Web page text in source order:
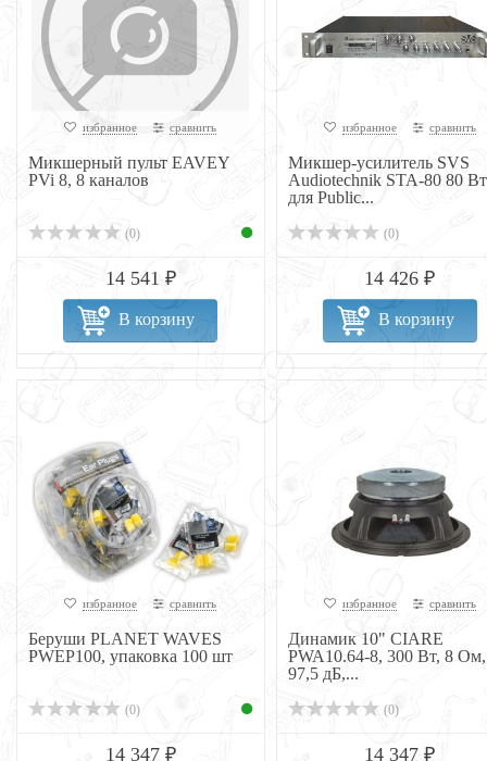
избранное сравнить
Микшерный пульт EAVEY
PVi 8, 8 каналов
(0)
14 541 ₽
В корзину
избранное сравнить
Микшер-усилитель SVS
Audiotechnik STA-80 80 Вт
для Public...
(0)
14 426 ₽
В корзину
избранное сравнить
Беруши PLANET WAVES
PWEP100, упаковка 100 шт
(0)
14 347 ₽
избранное сравнить
Динамик 10" CIARE
PWA10.64-8, 300 Вт, 8 Ом,
97,5 дБ,...
(0)
14 347 ₽